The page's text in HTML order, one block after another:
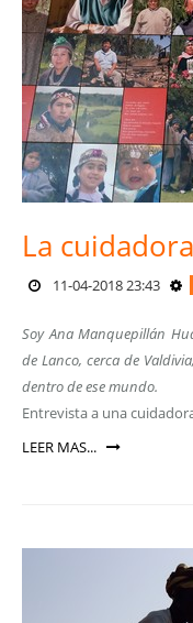
La
11-04-2018 23:43
Soy Ana Manquepillán
de Lanco, cerca de
dentro de ese mundo.
Entrevista a una
LEER MAS...